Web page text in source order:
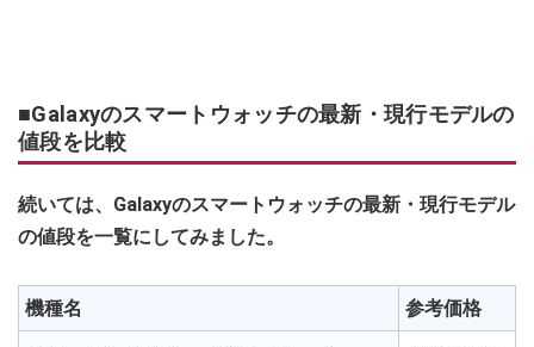
■Galaxyのスマートウォッチの最新・現行モデルの
値段を比較
続いては、Galaxyのスマートウォッチの最新・現行モデル
の値段を一覧にしてみました。
機種名 参考価格